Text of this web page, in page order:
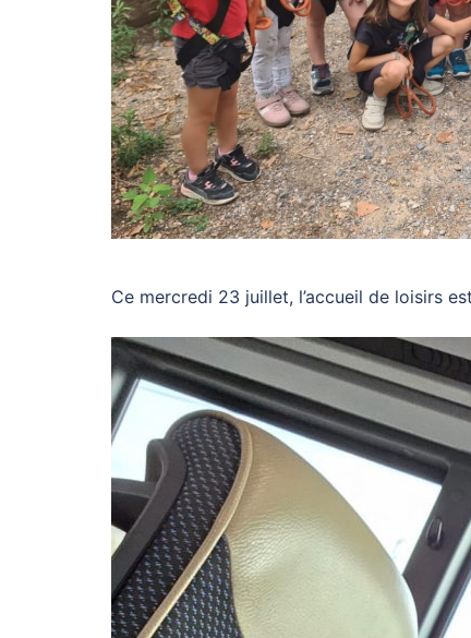
Ce mercredi 23 juillet, l’accueil de loisirs